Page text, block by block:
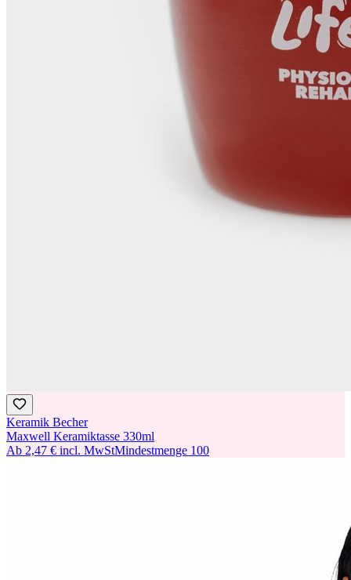
Keramik Becher
Maxwell Keramiktasse 330ml
Ab 2,47 € incl. MwStMindestmenge 100